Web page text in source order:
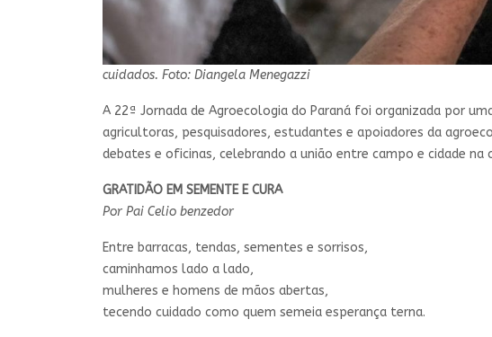
cuidados. Foto: Diangela Menegazzi
A 22ª Jornada de Agroecologia do Paraná foi organizada por
agricultoras, pesquisadores, estudantes e apoiadores da
debates e oficinas, celebrando a união entre campo e cidade
GRATIDÃO EM SEMENTE E CURA
Por Pai Celio benzedor
Entre barracas, tendas, sementes e sorrisos,
caminhamos lado a lado,
mulheres e homens de mãos abertas,
tecendo cuidado como quem semeia esperança terna.